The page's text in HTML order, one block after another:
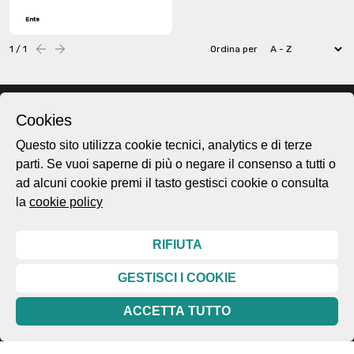
Ente
1 / 1 Precedente
successiva Ordina per
RETE
ARCHIVI
BIELLESI
facebookinstagram
fabbricadellaruota@gmail.com
t. +39 3513902199
Cookies
Questo sito utilizza cookie tecnici, analytics e di terze
parti. Se vuoi saperne di più o negare il consenso a tutti o
ad alcuni cookie premi il tasto gestisci cookie o consulta
la cookie policy
RIFIUTA
GESTISCI I COOKIE
ACCETTA TUTTO